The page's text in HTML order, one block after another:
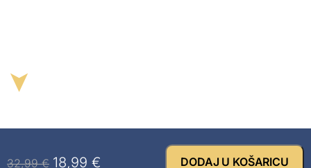
32,99€ 18,99 € DODAJ U KOŠARICU